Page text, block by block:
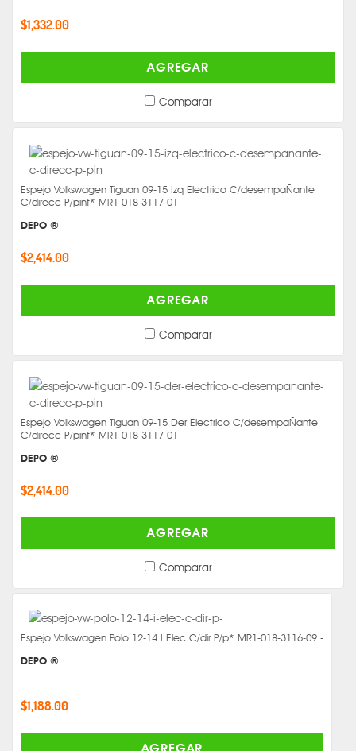
$1,332.00
AGREGAR
Comparar
Espejo Volkswagen Tiguan 09-15 Izq Electrico C/desempaÑante
C/direcc P/pint* MR1-018-3117-01 -
DEPO ®
$2,414.00
AGREGAR
Comparar
Espejo Volkswagen Tiguan 09-15 Der Electrico C/desempaÑante
C/direcc P/pint* MR1-018-3117-01 -
DEPO ®
$2,414.00
AGREGAR
Comparar
Espejo Volkswagen Polo 12-14 I Elec C/dir P/p* MR1-018-3116-09 -
DEPO ®
$1,188.00